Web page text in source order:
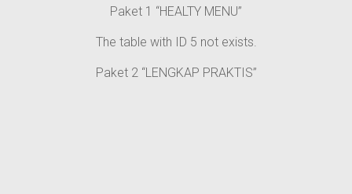
Paket 1 “HEALTY MENU”
The table with ID 5 not exists.
Paket 2 “LENGKAP PRAKTIS”